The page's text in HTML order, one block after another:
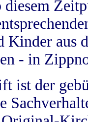
Kinder aus
- in
ist der